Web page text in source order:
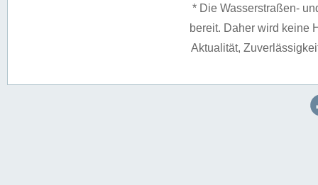
* Die Wasserstraßen-
bereit. Daher wird keine
Aktualität,